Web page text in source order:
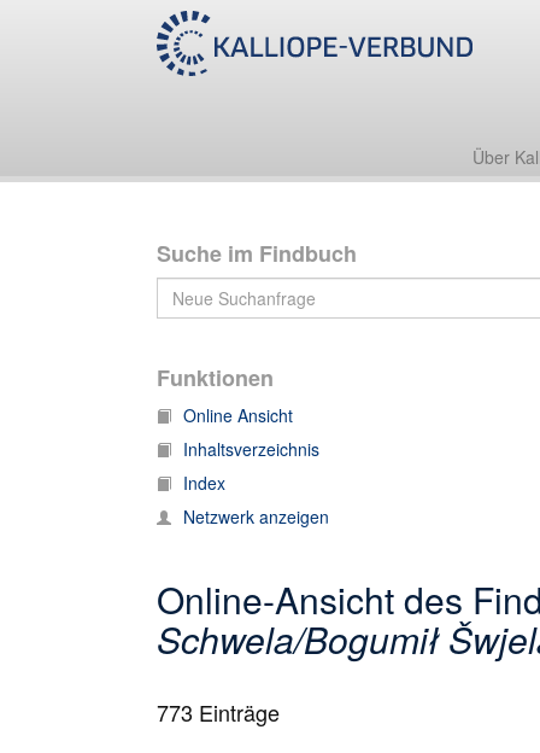
Über
Suche im Findbuch
Funktionen
Online Ansicht
Inhaltsverzeichnis
Index
Netzwerk anzeigen
Online-Ansicht des
Schwela/Bogumił
773 Einträge
Nachlass Gotthold Schwela/Bogumił Šwjela
4. Korrespondenz